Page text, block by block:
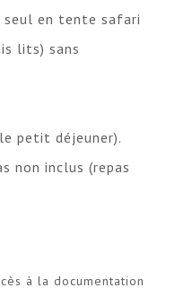
seul en tente safari
lits) sans
petit déjeuner).
non inclus (repas
à la documentation